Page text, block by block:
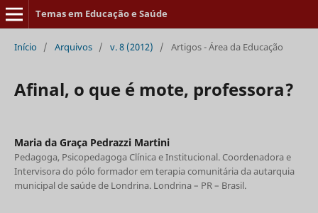
Temas em Educação e Saúde
Início / Arquivos / v. 8 (2012) / Artigos - Área da Educação
Afinal, o que é mote, professora?
Maria da Graça Pedrazzi Martini
Pedagoga, Psicopedagoga Clínica e Institucional. Coordenadora e
Intervisora do pólo formador em terapia comunitária da autarquia
municipal de saúde de Londrina. Londrina – PR – Brasil.